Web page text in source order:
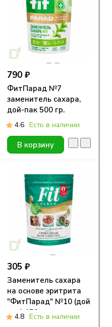
790 ₽
ФитПарад №7
заменитель сахара,
дой-пак 500 гр.
4.6 Есть в наличии
В корзину
305 ₽
Заменитель сахара
на основе эритрита
"ФитПарад" №10 (дой
пак) 150 гр
4.8 Есть в наличии